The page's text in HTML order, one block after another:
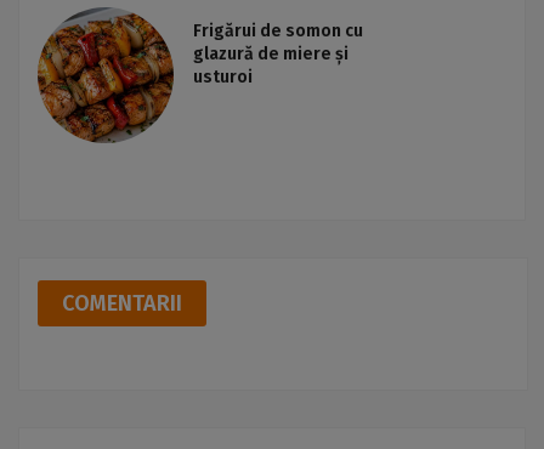
Frigărui de somon cu
glazură de miere și
usturoi
COMENTARII